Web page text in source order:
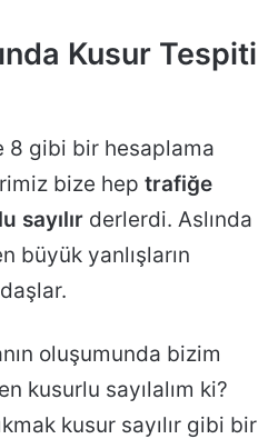
Kusur Tespiti
8 gibi bir hesaplama
bize hep trafiğe
sayılır derlerdi. Aslında
büyük yanlışların
oluşumunda bizim
kusurlu sayılalım ki?
kusur sayılır gibi bir